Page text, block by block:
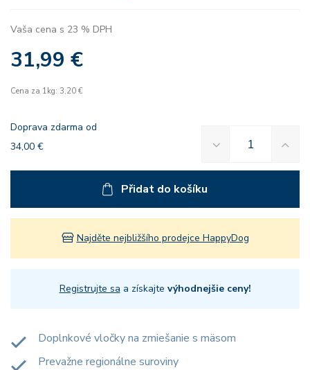
Vaša cena s 23 % DPH
31,99 €
Cena za 1kg: 3,20 €
Doprava zdarma od
34,00 €
Přidat do košíku
Najděte nejbližšího prodejce HappyDog
Registrujte sa a získajte výhodnejšie ceny!
Doplnkové vločky na zmiešanie s mäsom
Prevažne regionálne suroviny